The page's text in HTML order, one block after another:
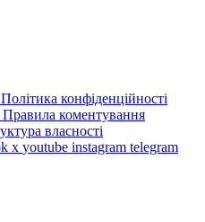
Політика конфіденційності
Правила коментування
власності
x youtube instagram telegram